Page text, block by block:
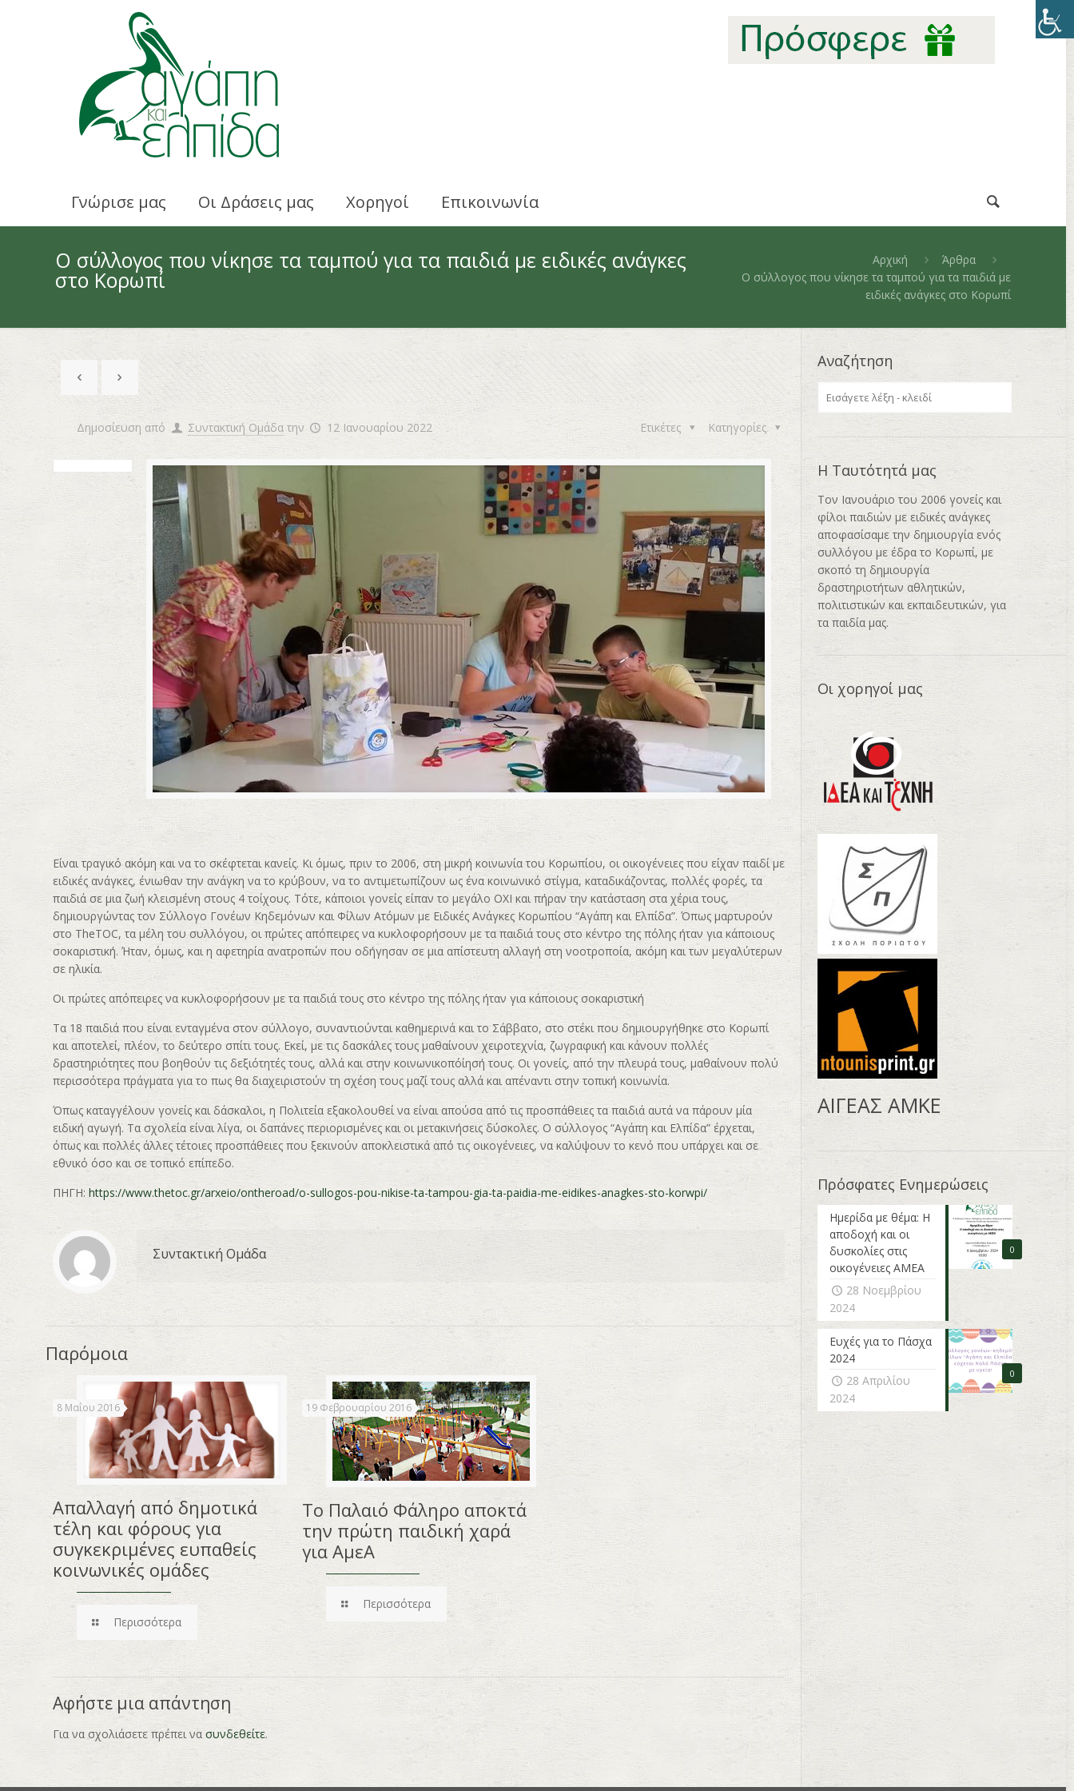
Γνώρισε μας Οι Δράσεις μας Χορηγοί Επικοινωνία
Ο σύλλογος που νίκησε τα ταμπού για τα παιδιά με ειδικές ανάγκες
στο Κορωπί
Αρχική
Άρθρα
Ο σύλλογος που νίκησε τα ταμπού για τα παιδιά με
ειδικές ανάγκες στο Κορωπί
Δημοσίευση από Συντακτική Ομάδα την 12 Ιανουαρίου 2022 Κατηγορίες
Ετικέτες
Είναι τραγικό ακόμη και να το σκέφτεται κανείς. Κι όμως, πριν το 2006, στη μικρή κοινωνία του Κορωπίου, οι οικογένειες που είχαν παιδί με
ειδικές ανάγκες, ένιωθαν την ανάγκη να το κρύβουν, να το αντιμετωπίζουν ως ένα κοινωνικό στίγμα, καταδικάζοντας, πολλές φορές, τα
παιδιά σε μια ζωή κλεισμένη στους 4 τοίχους. Τότε, κάποιοι γονείς είπαν το μεγάλο ΟΧΙ και πήραν την κατάσταση στα χέρια τους,
δημιουργώντας τον Σύλλογο Γονέων Κηδεμόνων και Φίλων Ατόμων με Ειδικές Ανάγκες Κορωπίου “Αγάπη και Ελπίδα”. Όπως μαρτυρούν
στο TheTOC, τα μέλη του συλλόγου, οι πρώτες απόπειρες να κυκλοφορήσουν με τα παιδιά τους στο κέντρο της πόλης ήταν για κάποιους
σοκαριστική. Ήταν, όμως, και η αφετηρία ανατροπών που οδήγησαν σε μια απίστευτη αλλαγή στη νοοτροποία, ακόμη και των μεγαλύτερων
σε ηλικία.
Οι πρώτες απόπειρες να κυκλοφορήσουν με τα παιδιά τους στο κέντρο της πόλης ήταν για κάποιους σοκαριστική
Τα 18 παιδιά που είναι ενταγμένα στον σύλλογο, συναντιούνται καθημερινά και το Σάββατο, στο στέκι που δημιουργήθηκε στο Κορωπί
και αποτελεί, πλέον, το δεύτερο σπίτι τους. Εκεί, με τις δασκάλες τους μαθαίνουν χειροτεχνία, ζωγραφική και κάνουν πολλές
δραστηριότητες που βοηθούν τις δεξιότητές τους, αλλά και στην κοινωνικοπόίησή τους. Οι γονείς, από την πλευρά τους, μαθαίνουν πολύ
περισσότερα πράγματα για το πως θα διαχειριστούν τη σχέση τους μαζί τους αλλά και απέναντι στην τοπική κοινωνία.
Όπως καταγγέλουν γονείς και δάσκαλοι, η Πολιτεία εξακολουθεί να είναι απούσα από τις προσπάθειες τα παιδιά αυτά να πάρουν μία
ειδική αγωγή. Τα σχολεία είναι λίγα, οι δαπάνες περιορισμένες και οι μετακινήσεις δύσκολες. Ο σύλλογος “Αγάπη και Ελπίδα” έρχεται,
όπως και πολλές άλλες τέτοιες προσπάθειες που ξεκινούν αποκλειστικά από τις οικογένειες, να καλύψουν το κενό που υπάρχει και σε
εθνικό όσο και σε τοπικό επίπεδο.
ΠΗΓΗ:https://www.thetoc.gr/arxeio/ontheroad/o-sullogos-pou-nikise-ta-tampou-gia-ta-paidia-me-eidikes-anagkes-sto-korwpi/
Συντακτική Ομάδα
Παρόμοια
8 Μαΐου 2016
Απαλλαγή από δημοτικά
τέλη και φόρους για
συγκεκριμένες ευπαθείς
κοινωνικές ομάδες
Περισσότερα
19 Φεβρουαρίου 2016
Το Παλαιό Φάληρο αποκτά
την πρώτη παιδική χαρά
για ΑμεΑ
Περισσότερα
Αφήστε μια απάντηση
Για να σχολιάσετε πρέπει νασυνδεθείτε.
Αναζήτηση
Η Ταυτότητά μας
Τον Ιανουάριο του 2006 γονείς και
φίλοι παιδιών με ειδικές ανάγκες
αποφασίσαμε την δημιουργία ενός
συλλόγου με έδρα το Κορωπί, με
σκοπό τη δημιουργία
δραστηριοτήτων αθλητικών,
πολιτιστικών και εκπαιδευτικών, για
τα παιδία μας.
Οι χορηγοί μας
AΙΓΕΑΣ ΑΜΚΕ
Πρόσφατες Ενημερώσεις
0
Ημερίδα με θέμα: Η
αποδοχή και οι
δυσκολίες στις
οικογένειες ΑΜΕΑ
28 Νοεμβρίου
2024
0
Ευχές για το Πάσχα
2024
28 Απριλίου
2024